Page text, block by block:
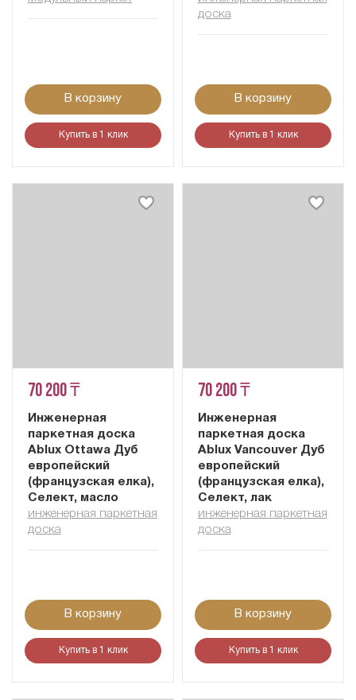
В корзину
Купить в 1 клик
доска
В корзину
Купить в 1 клик
70 200 ₸
Инженерная
паркетная доска
Ablux Ottawa Дуб
европейский
(французская елка),
Селект, масло
инженерная паркетная
доска
В корзину
Купить в 1 клик
70 200 ₸
Инженерная
паркетная доска
Ablux Vancouver Дуб
европейский
(французская елка),
Селект, лак
инженерная паркетная
доска
В корзину
Купить в 1 клик